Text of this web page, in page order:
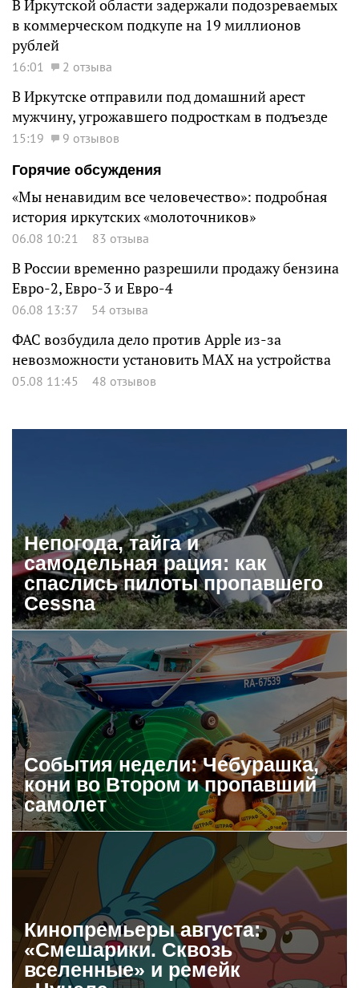
В Иркутской области задержали подозреваемых
в коммерческом подкупе на 19 миллионов
рублей
16:01 2 отзыва
В Иркутске отправили под домашний арест
мужчину, угрожавшего подросткам в подъезде
15:19
9 отзывов
Горячие обсуждения
«Мы ненавидим все человечество»: подробная
история иркутских «молоточников»
06.08 10:21 83 отзыва
В России временно разрешили продажу бензина
Евро-2, Евро-3 и Евро-4
06.08 13:37 54 отзыва
ФАС возбудила дело против Apple из-за
невозможности установить MAX на устройства
05.08 11:45 48 отзывов
Непогода, тайга и
самодельная рация: как
спаслись пилоты пропавшего
Cessna
События недели: Чебурашка,
кони во Втором и пропавший
самолет
Кинопремьеры августа:
«Смешарики. Сквозь
вселенные» и ремейк